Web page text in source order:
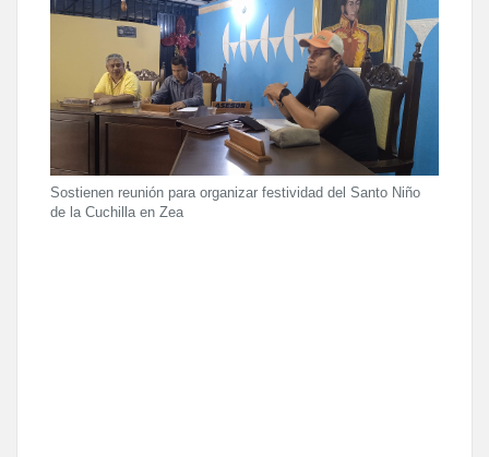
Sostienen reunión para organizar festividad del Santo Niño
de la Cuchilla en Zea